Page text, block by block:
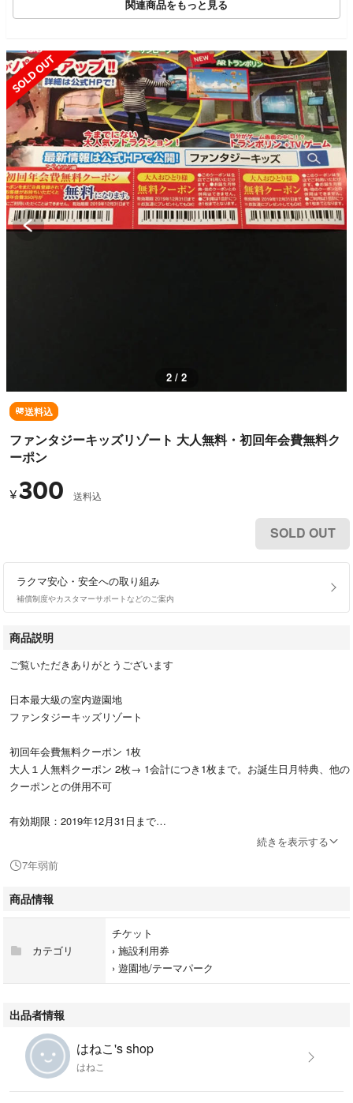
関連商品をもっと見る
SOLD OUT
2 / 2
送料込
ファンタジーキッズリゾート 大人無料・初回年会費無料ク
ーポン
¥300 送料込
SOLD OUT
ラクマ安心・安全への取り組み
補償制度やカスタマーサポートなどのご案内
商品説明
ご覧いただきありがとうございます
日本最大級の室内遊園地
ファンタジーキッズリゾート
初回年会費無料クーポン 1枚
大人１人無料クーポン 2枚→ 1会計につき1枚まで。お誕生日月特典、他の
クーポンとの併用不可
有効期限：2019年12月31日まで
折り畳んでミニレターで発送します
1枚 300円
大人おひとり様
割引
続きを表示する
7年弱前
商品情報
カテゴリ
チケット
› 施設利用券
› 遊園地/テーマパーク
出品者情報
はねこ's shop
はねこ